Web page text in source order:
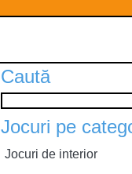
Caută
Jocuri pe
Jocuri de interior